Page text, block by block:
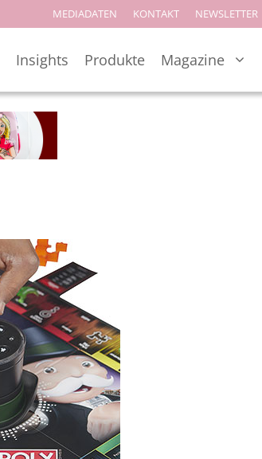
MEDIADATEN KONTAKT NEWSLETTER
Insights Produkte Magazine